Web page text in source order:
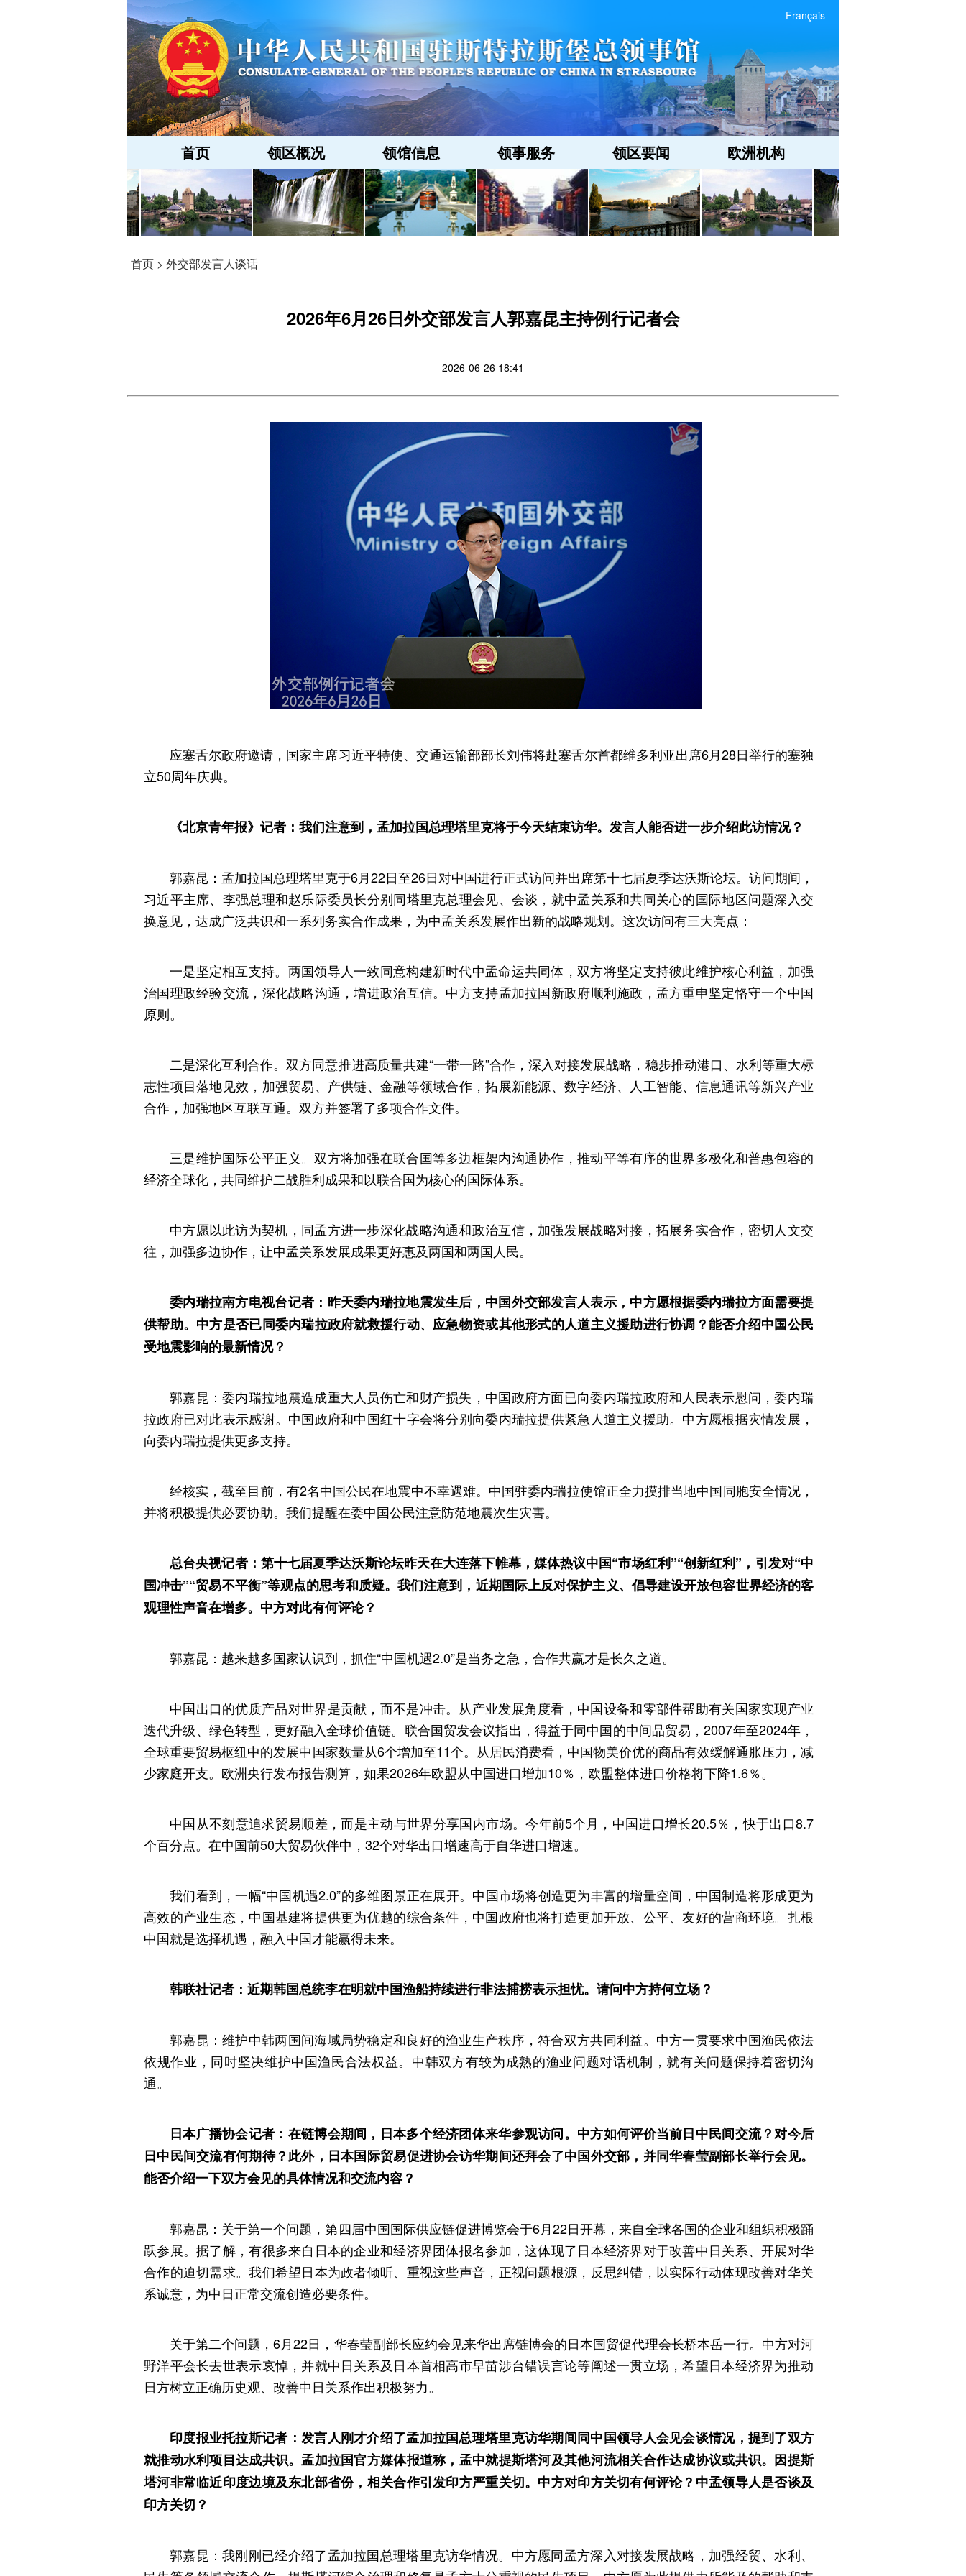
Français
首页 领区概况 领馆信息 领事服务 领区要闻 欧洲机构
首页 > 外交部发言人谈话
2026年6月26日外交部发言人郭嘉昆主持例行记者会
2026-06-26 18:41
应塞舌尔政府邀请，国家主席习近平特使、交通运输部部长刘伟将赴塞舌尔首都维多利亚出席6月28日举行的塞独
立50周年庆典。
《北京青年报》记者：我们注意到，孟加拉国总理塔里克将于今天结束访华。发言人能否进一步介绍此访情况？
郭嘉昆：孟加拉国总理塔里克于6月22日至26日对中国进行正式访问并出席第十七届夏季达沃斯论坛。访问期间，
习近平主席、李强总理和赵乐际委员长分别同塔里克总理会见、会谈，就中孟关系和共同关心的国际地区问题深入交
换意见，达成广泛共识和一系列务实合作成果，为中孟关系发展作出新的战略规划。这次访问有三大亮点：
一是坚定相互支持。两国领导人一致同意构建新时代中孟命运共同体，双方将坚定支持彼此维护核心利益，加强
治国理政经验交流，深化战略沟通，增进政治互信。中方支持孟加拉国新政府顺利施政，孟方重申坚定恪守一个中国
原则。
二是深化互利合作。双方同意推进高质量共建“一带一路”合作，深入对接发展战略，稳步推动港口、水利等重大标
志性项目落地见效，加强贸易、产供链、金融等领域合作，拓展新能源、数字经济、人工智能、信息通讯等新兴产业
合作，加强地区互联互通。双方并签署了多项合作文件。
三是维护国际公平正义。双方将加强在联合国等多边框架内沟通协作，推动平等有序的世界多极化和普惠包容的
经济全球化，共同维护二战胜利成果和以联合国为核心的国际体系。
中方愿以此访为契机，同孟方进一步深化战略沟通和政治互信，加强发展战略对接，拓展务实合作，密切人文交
往，加强多边协作，让中孟关系发展成果更好惠及两国和两国人民。
委内瑞拉南方电视台记者：昨天委内瑞拉地震发生后，中国外交部发言人表示，中方愿根据委内瑞拉方面需要提
供帮助。中方是否已同委内瑞拉政府就救援行动、应急物资或其他形式的人道主义援助进行协调？能否介绍中国公民
受地震影响的最新情况？
郭嘉昆：委内瑞拉地震造成重大人员伤亡和财产损失，中国政府方面已向委内瑞拉政府和人民表示慰问，委内瑞
拉政府已对此表示感谢。中国政府和中国红十字会将分别向委内瑞拉提供紧急人道主义援助。中方愿根据灾情发展，
向委内瑞拉提供更多支持。
经核实，截至目前，有2名中国公民在地震中不幸遇难。中国驻委内瑞拉使馆正全力摸排当地中国同胞安全情况，
并将积极提供必要协助。我们提醒在委中国公民注意防范地震次生灾害。
总台央视记者：第十七届夏季达沃斯论坛昨天在大连落下帷幕，媒体热议中国“市场红利”“创新红利”，引发对“中
国冲击”“贸易不平衡”等观点的思考和质疑。我们注意到，近期国际上反对保护主义、倡导建设开放包容世界经济的客
观理性声音在增多。中方对此有何评论？
郭嘉昆：越来越多国家认识到，抓住“中国机遇2.0”是当务之急，合作共赢才是长久之道。
中国出口的优质产品对世界是贡献，而不是冲击。从产业发展角度看，中国设备和零部件帮助有关国家实现产业
迭代升级、绿色转型，更好融入全球价值链。联合国贸发会议指出，得益于同中国的中间品贸易，2007年至2024年，
全球重要贸易枢纽中的发展中国家数量从6个增加至11个。从居民消费看，中国物美价优的商品有效缓解通胀压力，减
少家庭开支。欧洲央行发布报告测算，如果2026年欧盟从中国进口增加10％，欧盟整体进口价格将下降1.6％。
中国从不刻意追求贸易顺差，而是主动与世界分享国内市场。今年前5个月，中国进口增长20.5％，快于出口8.7
个百分点。在中国前50大贸易伙伴中，32个对华出口增速高于自华进口增速。
我们看到，一幅“中国机遇2.0”的多维图景正在展开。中国市场将创造更为丰富的增量空间，中国制造将形成更为
高效的产业生态，中国基建将提供更为优越的综合条件，中国政府也将打造更加开放、公平、友好的营商环境。扎根
中国就是选择机遇，融入中国才能赢得未来。
韩联社记者：近期韩国总统李在明就中国渔船持续进行非法捕捞表示担忧。请问中方持何立场？
郭嘉昆：维护中韩两国间海域局势稳定和良好的渔业生产秩序，符合双方共同利益。中方一贯要求中国渔民依法
依规作业，同时坚决维护中国渔民合法权益。中韩双方有较为成熟的渔业问题对话机制，就有关问题保持着密切沟
通。
日本广播协会记者：在链博会期间，日本多个经济团体来华参观访问。中方如何评价当前日中民间交流？对今后
日中民间交流有何期待？此外，日本国际贸易促进协会访华期间还拜会了中国外交部，并同华春莹副部长举行会见。
能否介绍一下双方会见的具体情况和交流内容？
郭嘉昆：关于第一个问题，第四届中国国际供应链促进博览会于6月22日开幕，来自全球各国的企业和组织积极踊
跃参展。据了解，有很多来自日本的企业和经济界团体报名参加，这体现了日本经济界对于改善中日关系、开展对华
合作的迫切需求。我们希望日本为政者倾听、重视这些声音，正视问题根源，反思纠错，以实际行动体现改善对华关
系诚意，为中日正常交流创造必要条件。
关于第二个问题，6月22日，华春莹副部长应约会见来华出席链博会的日本国贸促代理会长桥本岳一行。中方对河
野洋平会长去世表示哀悼，并就中日关系及日本首相高市早苗涉台错误言论等阐述一贯立场，希望日本经济界为推动
日方树立正确历史观、改善中日关系作出积极努力。
印度报业托拉斯记者：发言人刚才介绍了孟加拉国总理塔里克访华期间同中国领导人会见会谈情况，提到了双方
就推动水利项目达成共识。孟加拉国官方媒体报道称，孟中就提斯塔河及其他河流相关合作达成协议或共识。因提斯
塔河非常临近印度边境及东北部省份，相关合作引发印方严重关切。中方对印方关切有何评论？中孟领导人是否谈及
印方关切？
郭嘉昆：我刚刚已经介绍了孟加拉国总理塔里克访华情况。中方愿同孟方深入对接发展战略，加强经贸、水利、